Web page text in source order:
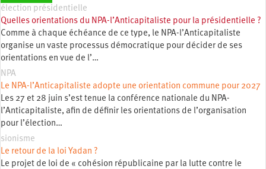
élection présidentielle
Quelles orientations du NPA-l’Anticapitaliste pour la présidentielle ?
Comme à chaque échéance de ce type, le NPA-l’Anticapitaliste
organise un vaste processus démocratique pour décider de ses
orientations en vue de l’…
NPA
Le NPA-l’Anticapitaliste adopte une orientation commune pour 2027
Les 27 et 28 juin s’est tenue la conférence nationale du NPA-
l’Anticapitaliste, afin de définir les orientations de l’organisation
pour l’élection…
sionisme
Le retour de la loi Yadan ?
Le projet de loi de « cohésion républicaine par la lutte contre le